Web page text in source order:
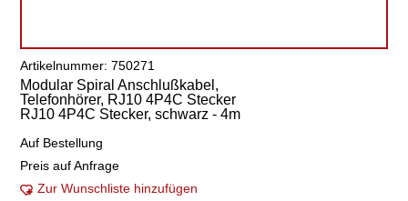
Artikelnummer: 750271
Modular Spiral Anschlußkabel,
Telefonhörer, RJ10 4P4C Stecker
RJ10 4P4C Stecker, schwarz - 4m
Auf Bestellung
Preis auf Anfrage
Zur Wunschliste hinzufügen